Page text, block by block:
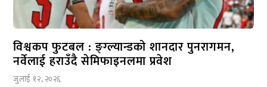
जुलाई १२, २०२६
विश्वकप फुटबल : ङ्ग्ल्यान्डको शानदार पुनरागमन,
नर्वेलाई हराउँदै सेमिफाइनलमा प्रवेश